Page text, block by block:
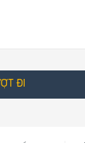
ĐI